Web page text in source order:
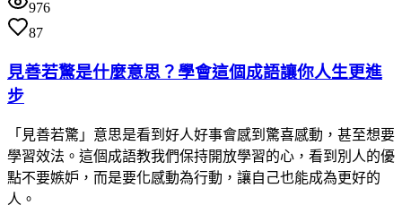
976
87
見善若驚是什麼意思？學會這個成語讓你人生更進
步
「見善若驚」意思是看到好人好事會感到驚喜感動，甚至想要
學習效法。這個成語教我們保持開放學習的心，看到別人的優
點不要嫉妒，而是要化感動為行動，讓自己也能成為更好的
人。